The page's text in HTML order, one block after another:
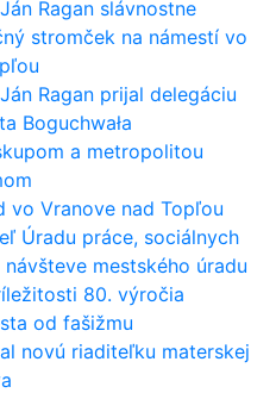
Ragan slávnostne
stromček na námestí vo
Ragan prijal delegáciu
Boguchwała
a metropolitou
vo Vranove nad Topľou
Úradu práce, sociálnych
mestského úradu
80. výročia
od fašižmu
novú riaditeľku materskej